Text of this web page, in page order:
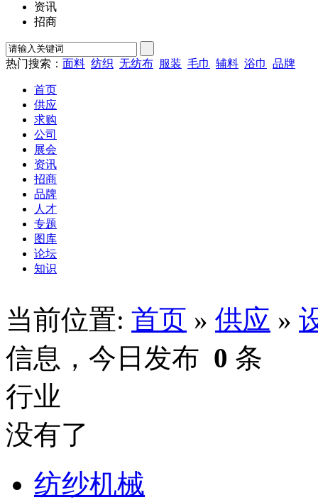
资讯
招商
热门搜索： 面料 纺织 无纺布 服装 毛巾 辅料 浴巾 品牌
首页
供应
求购
公司
展会
资讯
招商
品牌
人才
专题
图库
论坛
知识
当前位置: 首页 » 供应 »
信息，今日发布 0 条
行业
没有了
纺纱机械